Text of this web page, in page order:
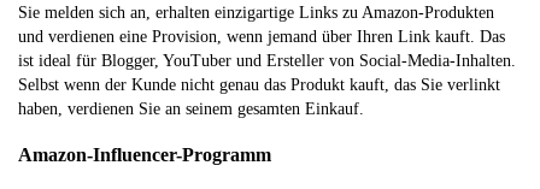
Sie melden sich an, erhalten einzigartige Links zu Amazon-Produkten
und verdienen eine Provision, wenn jemand über Ihren Link kauft. Das
ist ideal für Blogger, YouTuber und Ersteller von Social-Media-Inhalten.
Selbst wenn der Kunde nicht genau das Produkt kauft, das Sie verlinkt
haben, verdienen Sie an seinem gesamten Einkauf.
Amazon-Influencer-Programm